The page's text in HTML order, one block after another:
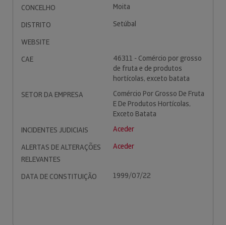
CONCELHO
Moita
DISTRITO
Setúbal
WEBSITE
CAE
46311 - Comércio por grosso
de fruta e de produtos
hortícolas, exceto batata
SETOR DA EMPRESA
Comércio Por Grosso De Fruta
E De Produtos Hortícolas,
Exceto Batata
INCIDENTES JUDICIAIS
Aceder
ALERTAS DE ALTERAÇÕES
RELEVANTES
Aceder
DATA DE CONSTITUIÇÃO 1999/07/22